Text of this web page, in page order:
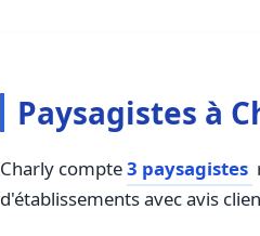
Paysagistes à
Charly compte3 paysagistes
d'établissements avec avis